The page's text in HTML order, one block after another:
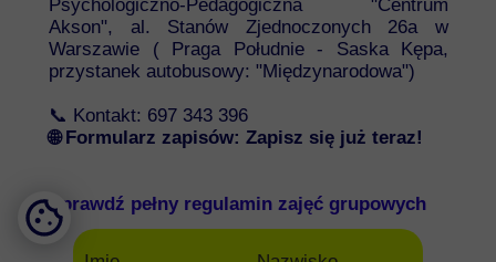
Psychologiczno-Pedagogiczna "Centrum
Akson", al. Stanów Zjednoczonych 26a w
Warszawie ( Praga Południe - Saska Kępa,
przystanek autobusowy: "Międzynarodowa")
📞 Kontakt: 697 343 396
🌐 Formularz zapisów: Zapisz się już teraz!
Sprawdź pełny regulamin zajęć grupowych